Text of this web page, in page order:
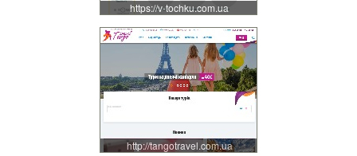
https://v-tochku.com.ua
http://tangotravel.com.ua